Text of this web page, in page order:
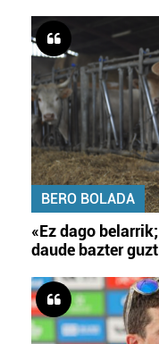
BERO BOLADA
«Ez dago
daude bazter